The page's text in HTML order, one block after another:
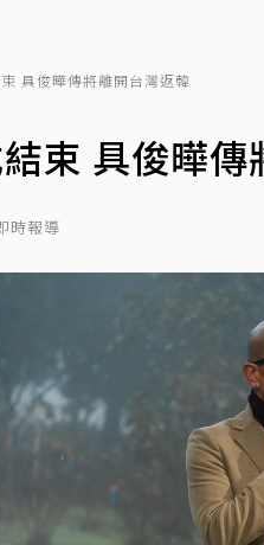
具俊曄傳將離開台灣返韓
束 具俊曄
時報導